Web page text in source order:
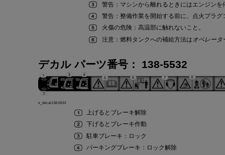
警告 ： マシンから離れるときには エンジンを
警告 ：整備作業を開始する前に、点火 プラグ
火傷の危険 ：高温部に触れないこと 。
注意 ：燃料タンクへの補給方法は オペレータ
デカル パーツ番号： 138-5532
s_decal138-5532
上げると ブレーキ解除
下げると ブレーキ作動
駐車ブレーキ ： ロック
パーキングブレーキ ： ロック解除